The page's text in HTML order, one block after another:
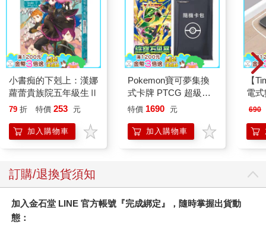
小書痴的下剋上：漢娜
蘿蕾貴族院五年級生Ⅱ
79 折 特價 253 元
加入購物車
Pokemon寶可夢集換
式卡牌 PTCG 超級進
化 擴充包 綠寶石風暴
特價 1690 元
加入購物車
【
電
690
訂購/退換貨須知
加入金石堂 LINE 官方帳號『完成綁定』，隨時掌握出貨動
態：